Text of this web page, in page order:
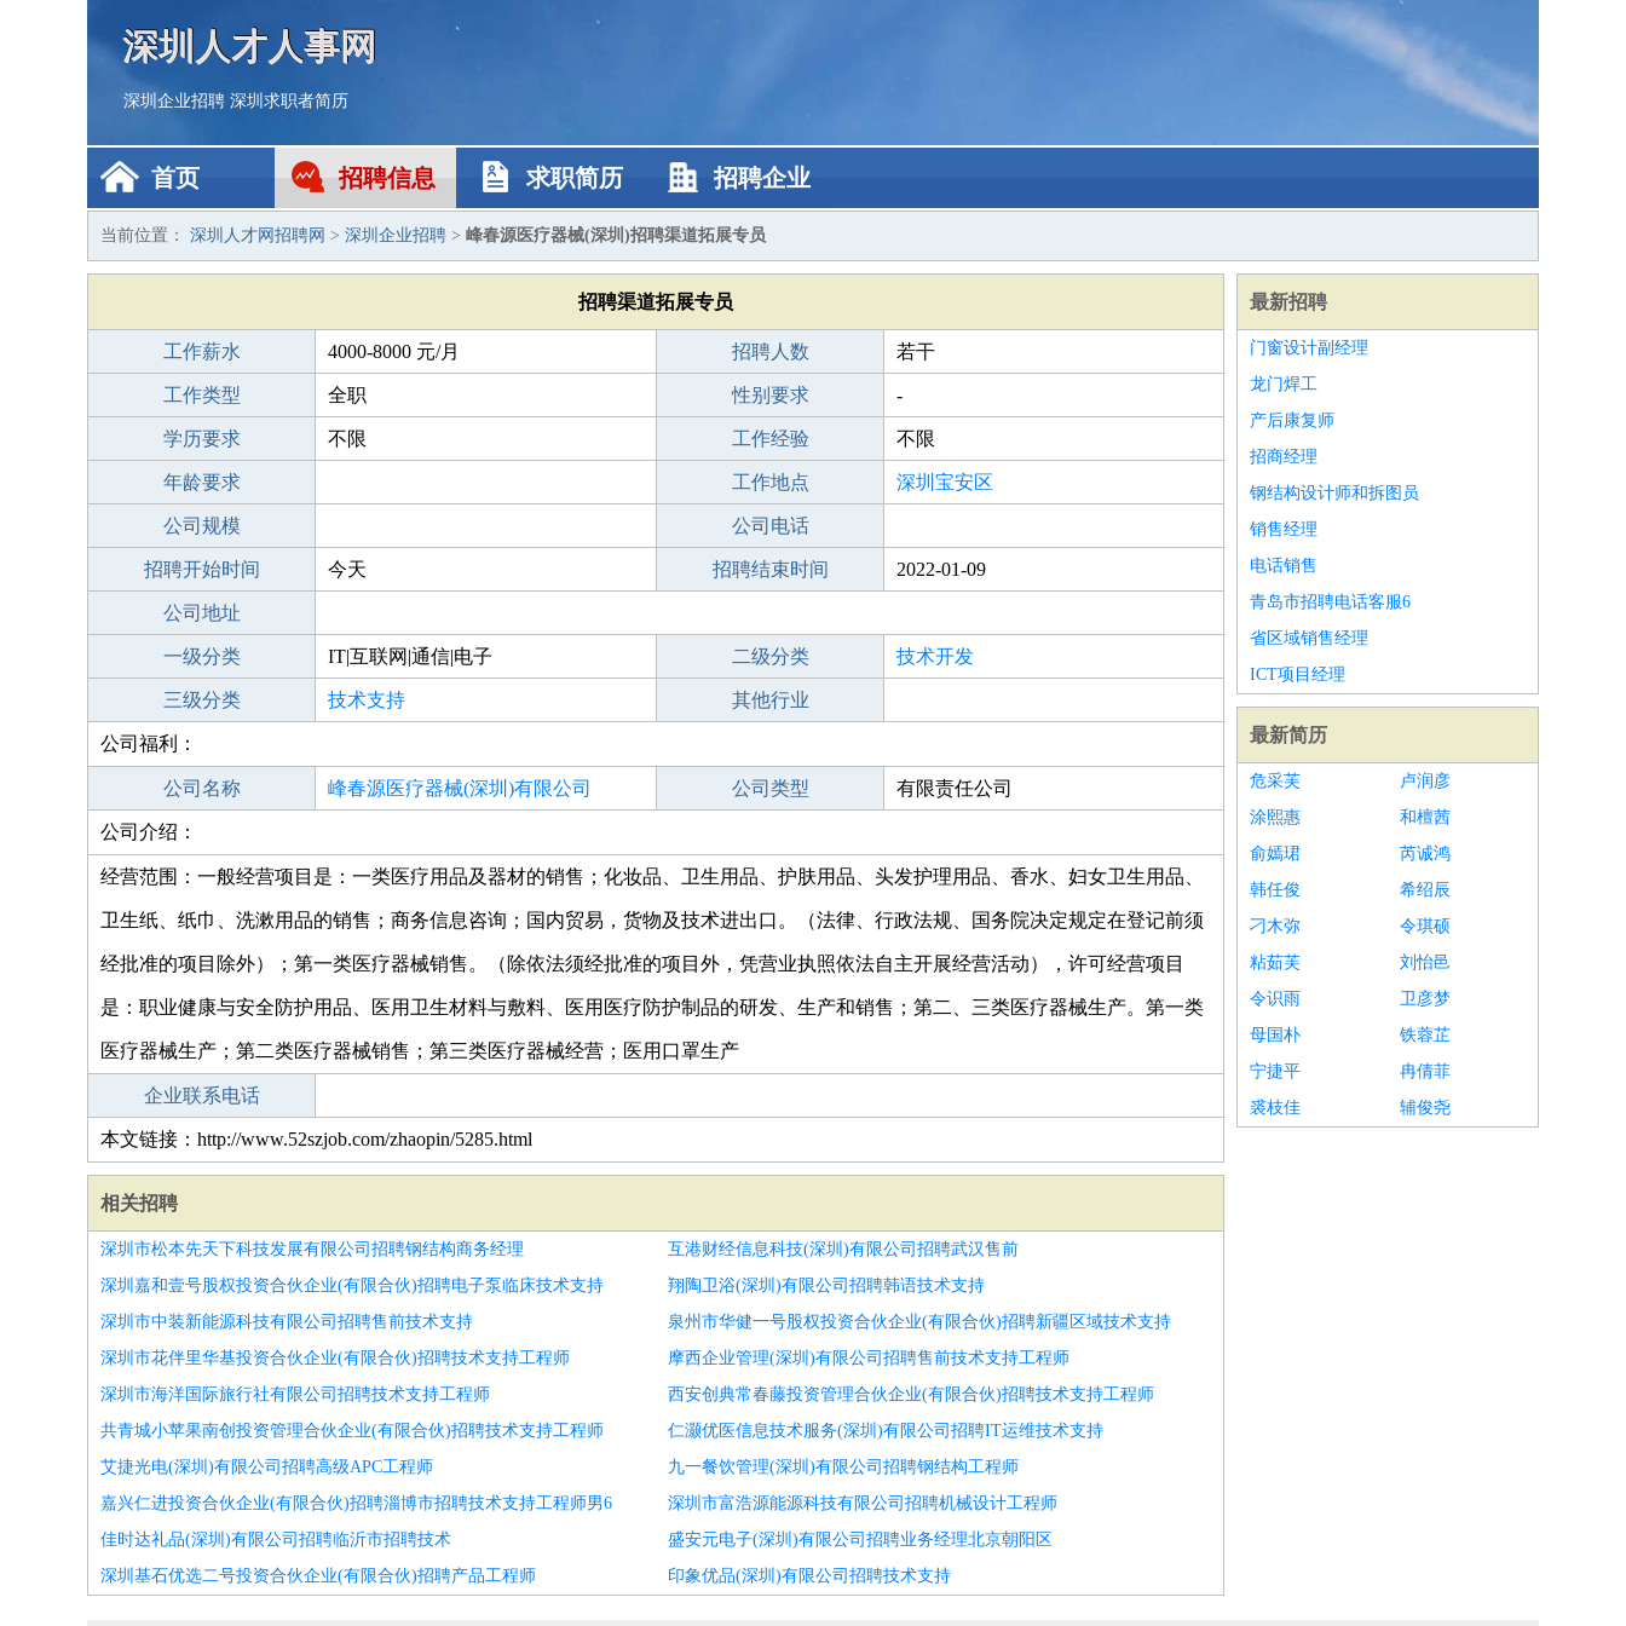
深圳人才人事网
深圳企业招聘 深圳求职者简历
首页 招聘信息 求职简历 招聘企业
当前位置： 深圳人才网招聘网 > 深圳企业招聘 > 峰春源医疗器械(深圳)招聘渠道拓展专员
招聘渠道拓展专员
工作薪水 4000-8000 元/月 招聘人数 若干
工作类型 全职 性别要求 -
学历要求 不限 工作经验 不限
年龄要求 工作地点 深圳宝安区
公司规模 公司电话
招聘开始时间 今天 招聘结束时间 2022-01-09
公司地址
一级分类 IT|互联网|通信|电子 二级分类 技术开发
三级分类 技术支持 其他行业
公司福利：
公司名称 峰春源医疗器械(深圳)有限公司 公司类型 有限责任公司
公司介绍：
经营范围：一般经营项目是：一类医疗用品及器材的销售；化妆品、卫生用品、护肤用品、头发护理用品、香水、妇女卫生用品、
卫生纸、纸巾、洗漱用品的销售；商务信息咨询；国内贸易，货物及技术进出口。（法律、行政法规、国务院决定规定在登记前须
经批准的项目除外）；第一类医疗器械销售。（除依法须经批准的项目外，凭营业执照依法自主开展经营活动），许可经营项目
是：职业健康与安全防护用品、医用卫生材料与敷料、医用医疗防护制品的研发、生产和销售；第二、三类医疗器械生产。第一类
医疗器械生产；第二类医疗器械销售；第三类医疗器械经营；医用口罩生产
企业联系电话
本文链接：http://www.52szjob.com/zhaopin/5285.html
相关招聘
深圳市松本先天下科技发展有限公司招聘钢结构商务经理
互港财经信息科技(深圳)有限公司招聘武汉售前
深圳嘉和壹号股权投资合伙企业(有限合伙)招聘电子泵临床技术支持
翔陶卫浴(深圳)有限公司招聘韩语技术支持
深圳市中装新能源科技有限公司招聘售前技术支持
泉州市华健一号股权投资合伙企业(有限合伙)招聘新疆区域技术支持
深圳市花伴里华基投资合伙企业(有限合伙)招聘技术支持工程师
摩西企业管理(深圳)有限公司招聘售前技术支持工程师
深圳市海洋国际旅行社有限公司招聘技术支持工程师
西安创典常春藤投资管理合伙企业(有限合伙)招聘技术支持工程师
共青城小苹果南创投资管理合伙企业(有限合伙)招聘技术支持工程师
仁灏优医信息技术服务(深圳)有限公司招聘IT运维技术支持
艾捷光电(深圳)有限公司招聘高级APC工程师
九一餐饮管理(深圳)有限公司招聘钢结构工程师
嘉兴仁进投资合伙企业(有限合伙)招聘淄博市招聘技术支持工程师男6
深圳市富浩源能源科技有限公司招聘机械设计工程师
佳时达礼品(深圳)有限公司招聘临沂市招聘技术
盛安元电子(深圳)有限公司招聘业务经理北京朝阳区
深圳基石优选二号投资合伙企业(有限合伙)招聘产品工程师
印象优品(深圳)有限公司招聘技术支持
最新招聘
门窗设计副经理
龙门焊工
产后康复师
招商经理
钢结构设计师和拆图员
销售经理
电话销售
青岛市招聘电话客服6
省区域销售经理
ICT项目经理
最新简历
危采芙
卢润彦
涂熙惠
和檀茜
俞嫣珺
芮诚鸿
韩任俊
希绍辰
刁木弥
令琪硕
粘茹芙
刘怡邑
令识雨
卫彦梦
母国朴
铁蓉芷
宁捷平
冉倩菲
裘枝佳
辅俊尧